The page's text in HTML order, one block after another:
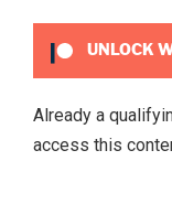
UNLOCK
Already a
access this